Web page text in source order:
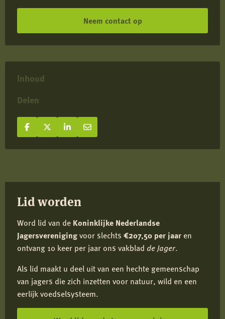
Neem contact op
Inhoud
Delen
Deel op Facebook
Deel
op
Deel op X
Deel
op
Deel op LinkedIn
Deel
op
Deel via e-mail
Deel
via
Lid worden
Word lid van de Koninklijke Nederlandse
Jagersverenigingvoor slechts €207,50 per jaar en
ontvang 10 keer per jaar ons vakblad de Jager.
Als lid maakt u deel uit van een hechte gemeenschap
van jagers die zich inzetten voor natuur, wild en een
eerlijk voedselsysteem.